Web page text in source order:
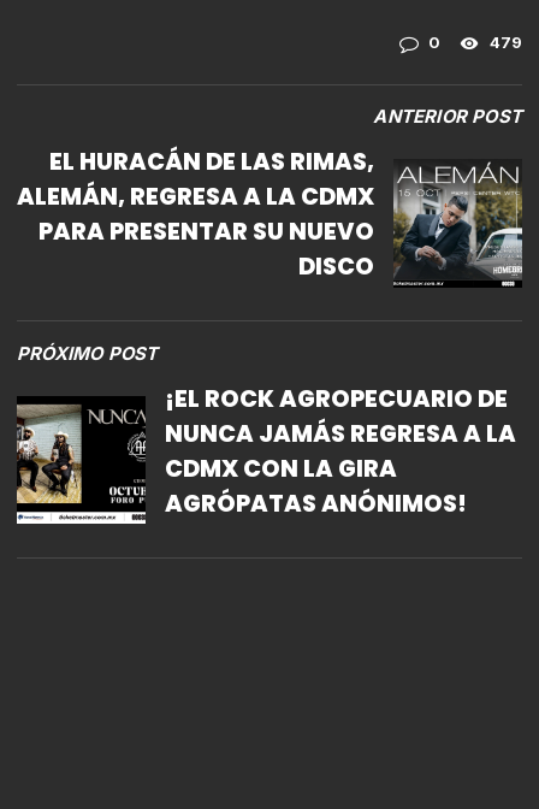
0 479
ANTERIOR POST
EL HURACÁN DE LAS RIMAS,
ALEMÁN, REGRESA A LA CDMX
PARA PRESENTAR SU NUEVO
DISCO
PRÓXIMO POST
¡EL ROCK AGROPECUARIO DE
NUNCA JAMÁS REGRESA A LA
CDMX CON LA GIRA
AGRÓPATAS ANÓNIMOS!